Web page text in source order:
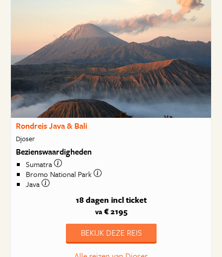
Rondreis Java & Bali
Djoser
Bezienswaardigheden
Sumatra
Bromo National Park
Java
18 dagen incl ticket
va€ 2195
BEKIJK DEZE REIS